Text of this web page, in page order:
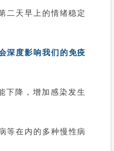
二天早上的情绪稳定
深度影响我们的免疫
下降，增加感染发生
等在内的多种慢性病